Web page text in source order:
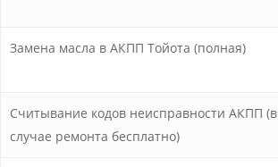
Замена масла в АКПП Тойота (полная)
Считывание кодов неисправности АКПП (в
случае ремонта бесплатно)